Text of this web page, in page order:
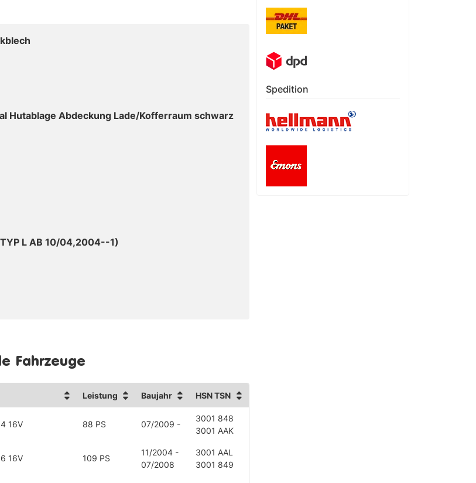
Hutablage Abdeckung Lade/Kofferraum schwarz
L AB 10/04,2004--1)
Fahrzeuge
Leistung Baujahr HSN TSN
16V 88 PS 07/2009 -
3001 848
3001 AAK
16V 109 PS
11/2004 -
07/2008
3001 AAL
3001 849
Spedition